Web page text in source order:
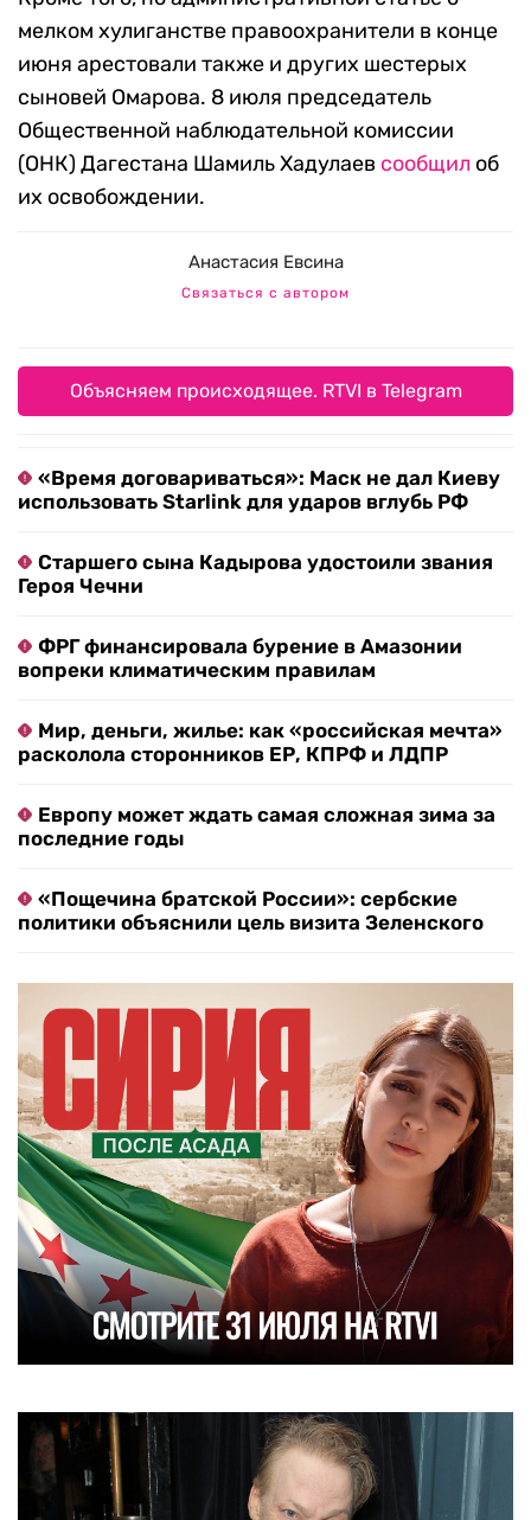
мелком хулиганстве правоохранители в конце
июня арестовали также и других шестерых
сыновей Омарова. 8 июля председатель
Общественной наблюдательной комиссии
(ОНК) Дагестана Шамиль Хадулаев сообщил об
их освобождении.
Анастасия Евсина
Связаться с автором
Объясняем происходящее. RTVI в Telegram
«Время договариваться»: Маск не дал Киеву
использовать Starlink для ударов вглубь РФ
Старшего сына Кадырова удостоили звания
Героя Чечни
ФРГ финансировала бурение в Амазонии
вопреки климатическим правилам
Мир, деньги, жилье: как «российская мечта»
расколола сторонников ЕР, КПРФ и ЛДПР
Европу может ждать самая сложная зима за
последние годы
«Пощечина братской России»: сербские
политики объяснили цель визита Зеленского